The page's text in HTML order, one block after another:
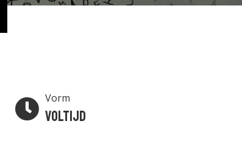
Vorm
Voltijd